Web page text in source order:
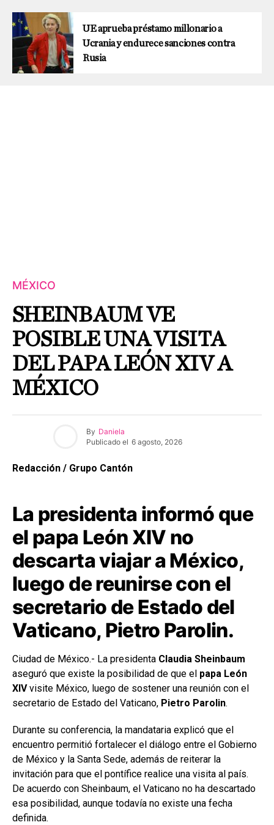
UE aprueba préstamo millonario a
Ucrania y endurece sanciones contra
Rusia
MÉXICO
SHEINBAUM VE
POSIBLE UNA VISITA
DEL PAPA LEÓN XIV A
MÉXICO
By Daniela
Publicado el 6 agosto, 2026
Redacción / Grupo Cantón
La presidenta informó que
el papa León XIV no
descarta viajar a México,
luego de reunirse con el
secretario de Estado del
Vaticano, Pietro Parolin.
Ciudad de México.- La presidenta Claudia Sheinbaum
aseguró que existe la posibilidad de que el papa León
XIVvisite México, luego de sostener una reunión con el
secretario de Estado del Vaticano, Pietro Parolin.
Durante su conferencia, la mandataria explicó que el
encuentro permitió fortalecer el diálogo entre el Gobierno
de México y la Santa Sede, además de reiterar la
invitación para que el pontífice realice una visita al país.
De acuerdo con Sheinbaum, el Vaticano no ha descartado
esa posibilidad, aunque todavía no existe una fecha
definida.